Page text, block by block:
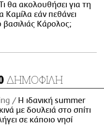
θα ακολουθήσει για τη
Καμίλα εάν πεθάνει
Κάρολος;
ΔΗΜΟΦΙΛΗ
Η ιδανική summer
με δουλειά στο σπίτι
σε κάποιο νησί